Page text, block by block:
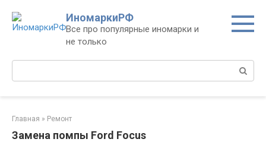
контенту
ИномаркиРФ
Все про популярные иномарки и
не только
Поиск:
Главная » Ремонт
Замена помпы Ford Focus